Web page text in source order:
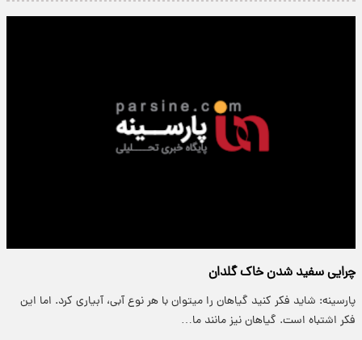
چرایی سفید شدن خاک گلدان
پارسینه: شاید فکر کنید گیاهان را میتوان با هر نوع آبی، آبیاری کرد. اما این
فکر اشتباه است. گیاهان نیز مانند ما…